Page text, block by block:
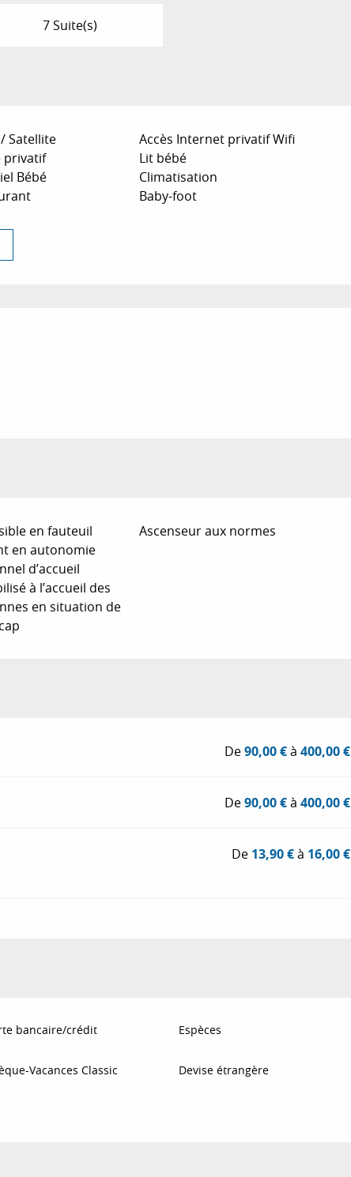
7 Suite(s)
Satellite
Accès Internet privatif Wifi
privatif
Lit bébé
Bébé
Climatisation
Baby-foot
en fauteuil
en autonomie
Ascenseur aux normes
d’accueil
à l’accueil des
en situation de
De90,00 €à400,00 €
De90,00 €à400,00 €
De 13,90 €à 16,00 €
bancaire/crédit Espèces
Vacances Classic Devise étrangère